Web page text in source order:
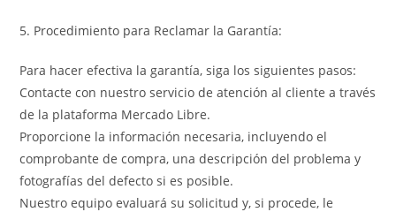
5. Procedimiento para Reclamar la Garantía:
Para hacer efectiva la garantía, siga los siguientes pasos:
Contacte con nuestro servicio de atención al cliente a través
de la plataforma Mercado Libre.
Proporcione la información necesaria, incluyendo el
comprobante de compra, una descripción del problema y
fotografías del defecto si es posible.
Nuestro equipo evaluará su solicitud y, si procede, le